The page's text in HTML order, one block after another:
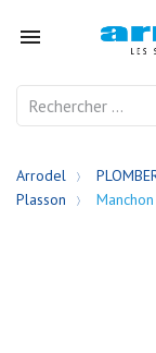

Arrodel
Plasson